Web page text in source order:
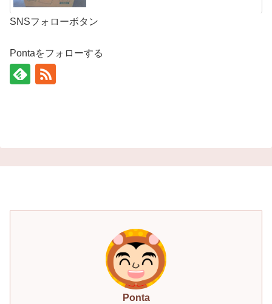
SNSフォローボタン
Pontaをフォローする
Ponta